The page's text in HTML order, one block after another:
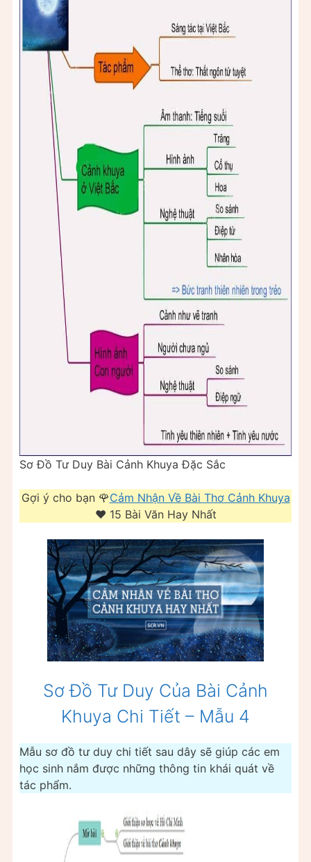
Sơ Đồ Tư Duy Bài Cảnh Khuya Đặc Sắc
Gợi ý cho bạn 🌹Cảm Nhận Về Bài Thơ Cảnh Khuya
❤️️ 15 Bài Văn Hay Nhất
Sơ Đồ Tư Duy Của Bài Cảnh
Khuya Chi Tiết – Mẫu 4
Mẫu sơ đồ tư duy chi tiết sau dây sẽ giúp các em
học sinh nắm được những thông tin khái quát về
tác phẩm.